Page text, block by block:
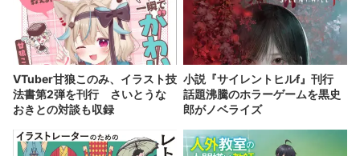
VTuber甘狼このみ、イラスト技
法書第2弾を刊行 さいとうな
おきとの対談も収録
小説『サイレントヒルf』刊行
話題沸騰のホラーゲームを黒史
郎がノベライズ